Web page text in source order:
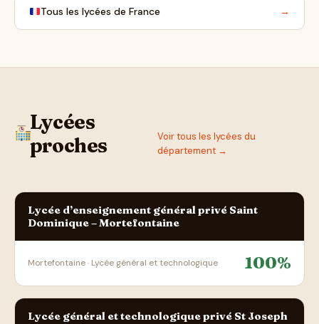
Tous les lycées de France →
Lycées
proches
Voir tous les lycées du
département →
Lycée d’enseignement général privé Saint
Dominique – Mortefontaine
Mortefontaine · Lycée général et technologique 100%
Lycée général et technologique privé St Joseph